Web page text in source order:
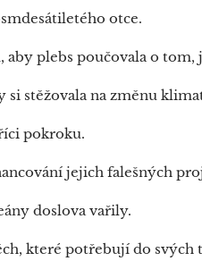
otce.
plebs poučovala o tom,
stěžovala na změnu
pokroku.
jejich falešných
doslova vařily.
které potřebují do svých